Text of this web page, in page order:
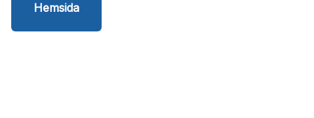
Hemsida